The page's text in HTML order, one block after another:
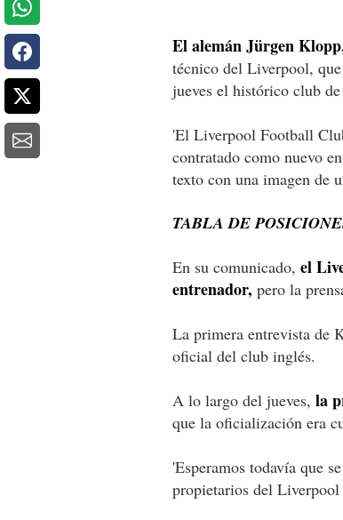
El alemán Jürgen
técnico del Liverpool,
jueves el histórico club
'El Liverpool Football
contratado como nuevo
texto con una imagen de
TABLA DE
En su comunicado, el
entrenador, pero la
La primera entrevista de
oficial del club inglés.
A lo largo del jueves, la
que la oficialización era
'Esperamos todavía que
propietarios del Liverpool